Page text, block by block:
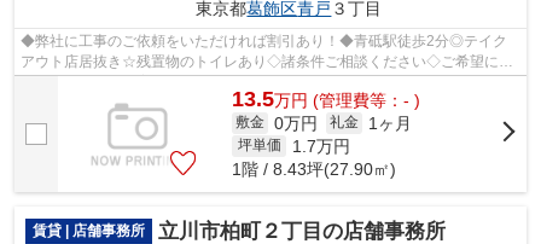
東京都葛飾区青戸 ３丁目
◆弊社に工事のご依頼をいただければ割引あり！◆青砥駅徒歩2分◎テイク
アウト店居抜き☆残置物のトイレあり◇諸条件ご相談ください◇ご希望に合
わせて物件のご提案が可能です◇お気軽にお問...
13.5万円 (管理費等：- )
敷金 0万円 礼金 1ヶ月
坪単価 1.7万円
1階 / 8.43坪(27.90㎡)
賃貸 | 店舗事務所 立川市柏町２丁目の店舗事務所